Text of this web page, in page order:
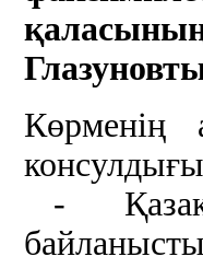
Глазунов
Көрменің
-